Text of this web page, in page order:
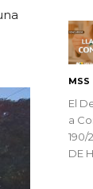
MSS
El
a
190/
DE